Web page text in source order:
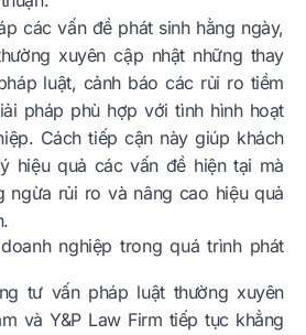
các vấn đề phát sinh hằng ngày,
xuyên cập nhật những thay
luật, cảnh báo các rủi ro tiềm
pháp phù hợp với tình hình hoạt
Cách tiếp cận này giúp khách
hiệu quả các vấn đề hiện tại mà
ngừa rủi ro và nâng cao hiệu quả
nghiệp trong quá trình phát
tư vấn pháp luật thường xuyên
và Y&P Law Firm tiếp tục khẳng